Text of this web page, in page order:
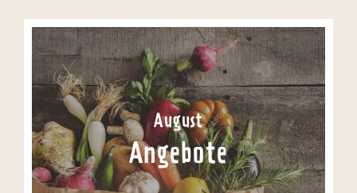
August
Angebote